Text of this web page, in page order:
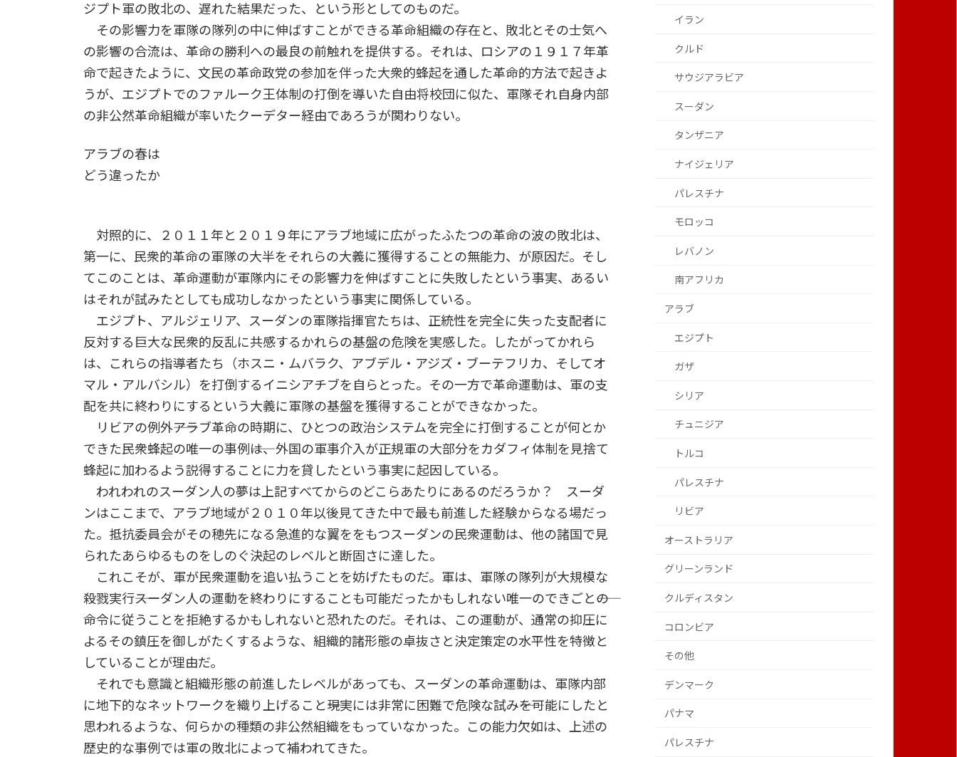
ジプト軍の敗北の、遅れた結果だった、という形としてのものだ。
その影響力を軍隊の隊列の中に伸ばすことができる革命組織の存在と、敗北とその士気へ
の影響の合流は、革命の勝利への最良の前触れを提供する。それは、ロシアの１９１７年革
命で起きたように、文民の革命政党の参加を伴った大衆的蜂起を通した革命的方法で起きよ
うが、エジプトでのファルーク王体制の打倒を導いた自由将校団に似た、軍隊それ自身内部
の非公然革命組織が率いたクーデター経由であろうが関わりない。
アラブの春は
どう違ったか
対照的に、２０１１年と２０１９年にアラブ地域に広がったふたつの革命の波の敗北は、
第一に、民衆的革命の軍隊の大半をそれらの大義に獲得することの無能力、が原因だ。そし
てこのことは、革命運動が軍隊内にその影響力を伸ばすことに失敗したという事実、あるい
はそれが試みたとしても成功しなかったという事実に関係している。
エジプト、アルジェリア、スーダンの軍隊指揮官たちは、正統性を完全に失った支配者に
反対する巨大な民衆的反乱に共感するかれらの基盤の危険を実感した。したがってかれら
は、これらの指導者たち（ホスニ・ムバラク、アブデル・アジズ・ブーテフリカ、そしてオ
マル・アルバシル）を打倒するイニシアチブを自らとった。その一方で革命運動は、軍の支
配を共に終わりにするという大義に軍隊の基盤を獲得することができなかった。
リビアの例外――アラブ革命の時期に、ひとつの政治システムを完全に打倒することが何とか
できた民衆蜂起の唯一の事例――は、外国の軍事介入が正規軍の大部分をカダフィ体制を見捨て
蜂起に加わるよう説得することに力を貸したという事実に起因している。
われわれのスーダン人の夢は上記すべてからのどこらあたりにあるのだろうか？ スーダ
ンはここまで、アラブ地域が２０１０年以後見てきた中で最も前進した経験からなる場だっ
た。抵抗委員会がその穂先になる急進的な翼ををもつスーダンの民衆運動は、他の諸国で見
られたあらゆるものをしのぐ決起のレベルと断固さに達した。
これこそが、軍が民衆運動を追い払うことを妨げたものだ。軍は、軍隊の隊列が大規模な
殺戮実行――スーダン人の運動を終わりにすることも可能だったかもしれない唯一のできごと――の
命令に従うことを拒絶するかもしれないと恐れたのだ。それは、この運動が、通常の抑圧に
よるその鎮圧を御しがたくするような、組織的諸形態の卓抜さと決定策定の水平性を特徴と
していることが理由だ。
それでも意識と組織形態の前進したレベルがあっても、スーダンの革命運動は、軍隊内部
に地下的なネットワークを織り上げること――現実には非常に困難で危険な試み――を可能にしたと
思われるような、何らかの種類の非公然組織をもっていなかった。この能力欠如は、上述の
歴史的な事例では軍の敗北によって補われてきた。
イラン
クルド
サウジアラビア
スーダン
タンザニア
ナイジェリア
パレスチナ
モロッコ
レバノン
南アフリカ
アラブ
エジプト
ガザ
シリア
チュニジア
トルコ
パレスチナ
リビア
オーストラリア
グリーンランド
クルディスタン
コロンビア
その他
デンマーク
パナマ
パレスチナ